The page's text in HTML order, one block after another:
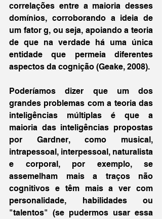
correlações entre a maioria desses
domínios, corroborando a ideia de
um fator g, ou seja, apoiando a teoria
de que na verdade há uma única
entidade que permeia diferentes
aspectos da cognição (Geake, 2008).
Poderíamos dizer que um dos
grandes problemas com a teoria das
inteligências múltiplas é que a
maioria das inteligências propostas
por Gardner, como musical,
intrapessoal, interpessoal, naturalista
e corporal, por exemplo, se
assemelham mais a traços não
cognitivos e têm mais a ver com
personalidade, habilidades ou
"talentos" (se pudermos usar essa